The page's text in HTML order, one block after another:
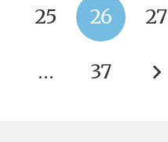
25 26 27
… 37